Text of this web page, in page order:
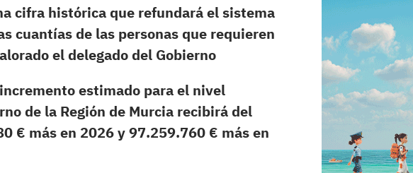
cifra histórica que refundará el sistema
cuantías de las personas que requieren
el delegado del Gobierno
estimado para el nivel
de la Región de Murcia recibirá del
€ más en 2026 y 97.259.760 € más en